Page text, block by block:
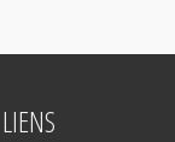
LIENS